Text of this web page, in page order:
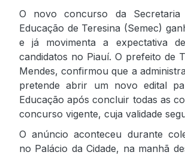
O novo concurso da Secretaria
Educação de Teresina (Semec)
e já movimenta a expectativa
candidatos no Piauí. O prefeito de
Mendes, confirmou que a
pretende abrir um novo edital
Educação após concluir todas as
concurso vigente, cuja validade
O anúncio aconteceu durante
no Palácio da Cidade, na manhã